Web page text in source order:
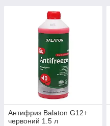
Антифриз Balaton G12+
червоний 1.5 л